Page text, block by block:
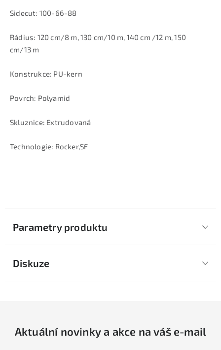
Sidecut: 100-66-88
Rádius: 120 cm/8 m, 130 cm/10 m, 140 cm /12 m, 150
cm/13 m
Konstrukce: PU-kern
Povrch: Polyamid
Skluznice: Extrudovaná
Technologie: Rocker,SF
Parametry produktu
Diskuze
Aktuální novinky a akce na váš e-mail